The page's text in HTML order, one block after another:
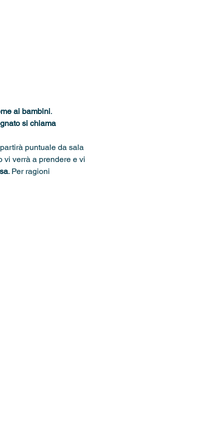
ai bambini.
si chiama
puntuale da sala
vi verrà a prendere e vi
. Per ragioni